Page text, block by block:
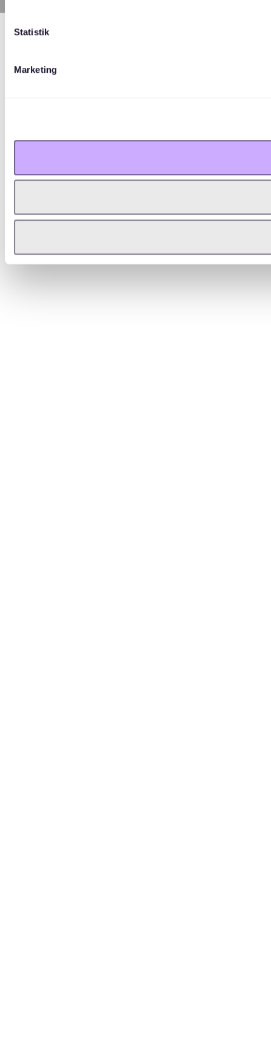
Statistik
Marketing